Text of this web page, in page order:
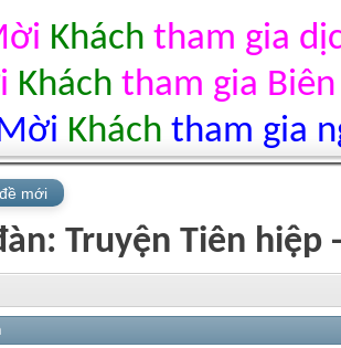
Khách tham gia
Khách tham gia
Khách tham gia
mới
Truyện Tiên hiệp